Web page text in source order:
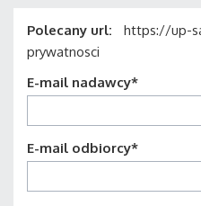
Polecany url:
https://up-
prywatnosci
E-mail nadawcy*
E-mail odbiorcy*